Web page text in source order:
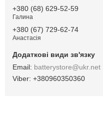
+380 (68) 629-52-59
Галина
+380 (67) 729-62-74
Анастасія
batterystore@ukr.net
+380960350360